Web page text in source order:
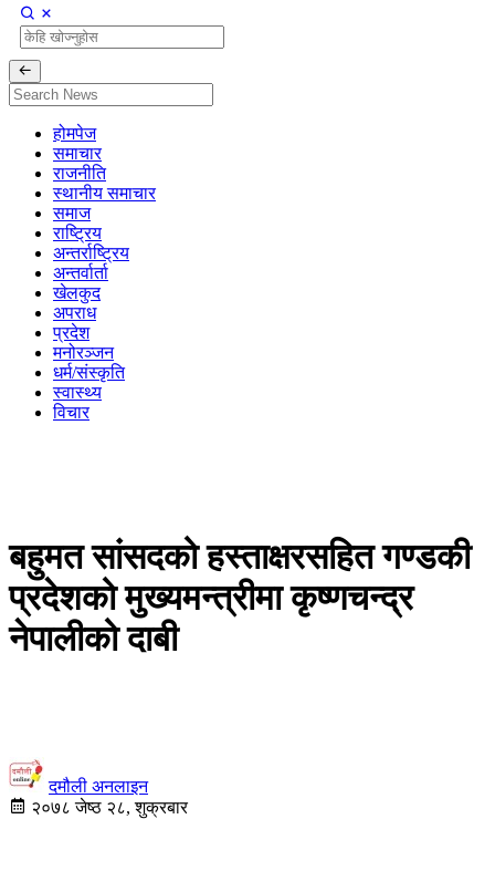
होमपेज
समाचार
राजनीति
स्थानीय समाचार
समाज
राष्ट्रिय
अन्तर्राष्ट्रिय
अन्तर्वार्ता
खेलकुद
अपराध
प्रदेश
मनोरञ्जन
धर्म/संस्कृति
स्वास्थ्य
विचार
बहुमत सांसदको हस्ताक्षरसहित गण्डकी
प्रदेशको मुख्यमन्त्रीमा कृष्णचन्द्र
नेपालीको दाबी
दमौली अनलाइन
२०७८ जेष्ठ २८, शुक्रबार